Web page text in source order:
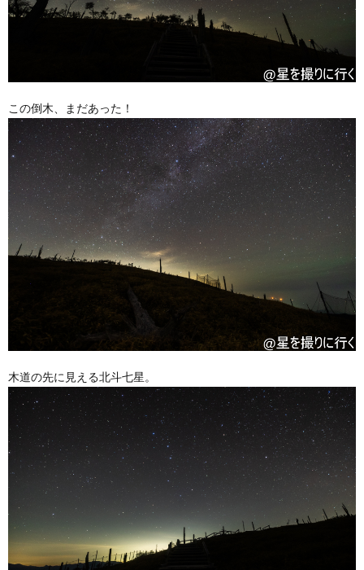
この倒木、まだあった！
木道の先に見える北斗七星。